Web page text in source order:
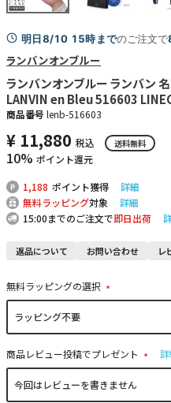
明日8/10 15時までのご注文で
ランバンオンブルー
ランバンオンブルー ランバン
LANVIN en Bleu 516603
商品番号 lenb-516603
¥ 11,880 税込 送料無料
10% ポイント還元
1,188 ポイント獲得
詳細
無料ラッピング対象
詳細
15:00までのご注文で即日出荷
返品について お問い合わせ レ
無料ラッピングの選択
(
商品レビュー投稿でプレゼント
(